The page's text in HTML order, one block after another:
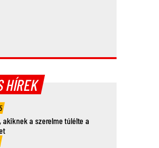
HÍREK
akiknek a szerelme túlélte a